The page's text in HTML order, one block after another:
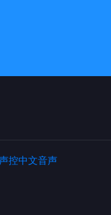
控中文音声